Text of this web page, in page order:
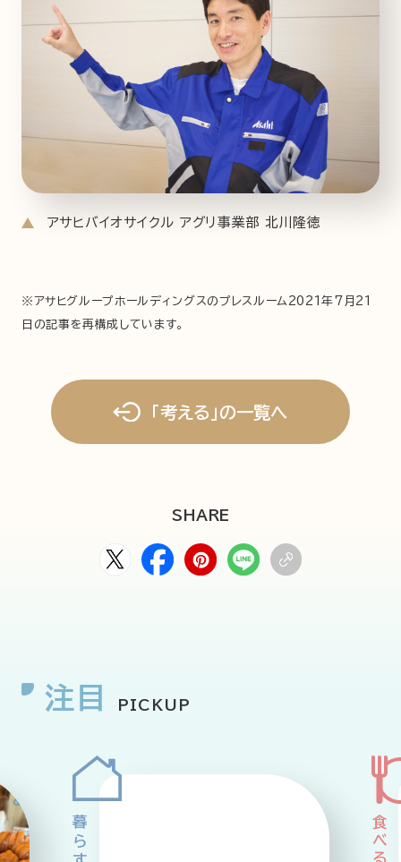
アサヒバイオサイクル アグリ事業部 北川隆徳
※アサヒグループホールディングスのプレスルーム2021年7月21
日の記事を再構成しています。
「考える」の一覧へ
SHARE
注目 PICKUP